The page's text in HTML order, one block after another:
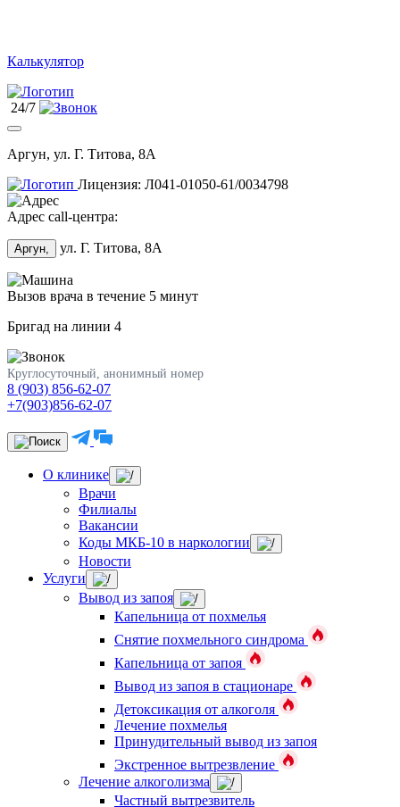
Калькулятор
24/7
Аргун, ул. Г. Титова, 8А
Лицензия: Л041-01050-61/0034798
Адрес call-центра:
Аргун, ул. Г. Титова, 8А
Вызов врача в течение 5 минут
Бригад на линии 4
Круглосуточный, анонимный номер
8 (903) 856-62-07
+7(903)856-62-07
О клинике
Врачи
Филиалы
Вакансии
Коды МКБ-10 в наркологии
Новости
Услуги
Вывод из запоя
Капельница от похмелья
Снятие похмельного синдрома
Капельница от запоя
Вывод из запоя в стационаре
Детоксикация от алкоголя
Лечение похмелья
Принудительный вывод из запоя
Экстренное вытрезвление
Лечение алкоголизма
Частный вытрезвитель